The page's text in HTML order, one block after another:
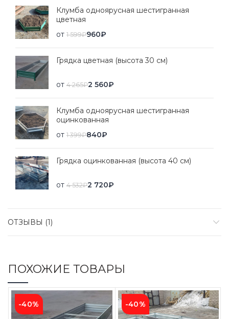
Клумба одноярусная шестигранная
цветная
от 1 599₽960₽
Грядка цветная (высота 30 см)
от 4 265₽2 560₽
Клумба одноярусная шестигранная
оцинкованная
от 1 399₽840₽
Грядка оцинкованная (высота 40 см)
от 4 532₽2 720₽
ОТЗЫВЫ (1)
ПОХОЖИЕ ТОВАРЫ
-40% -40%